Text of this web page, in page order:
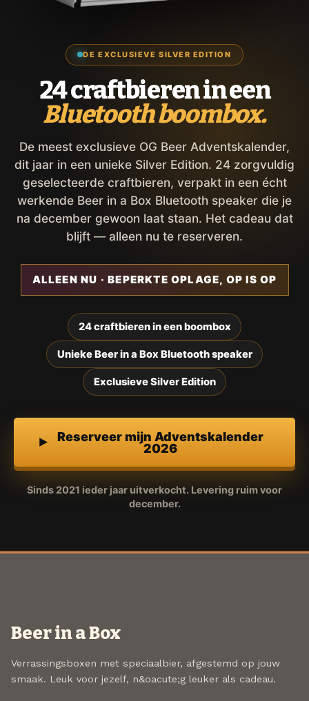
DE EXCLUSIEVE SILVER EDITION
24 craftbieren in een
Bluetooth boombox.
De meest exclusieve OG Beer Adventskalender,
dit jaar in een unieke Silver Edition. 24 zorgvuldig
geselecteerde craftbieren, verpakt in een écht
werkende Beer in a Box Bluetooth speaker die je
na december gewoon laat staan. Het cadeau dat
blijft — alleen nu te reserveren.
ALLEEN NU · BEPERKTE OPLAGE, OP IS OP
24 craftbieren in een boombox
Unieke Beer in a Box Bluetooth speaker
Exclusieve Silver Edition
Reserveer mijn Adventskalender
2026
Sinds 2021 ieder jaar uitverkocht. Levering ruim voor
december.
Beer in a Box
Verrassingsboxen met speciaalbier, afgestemd op jouw
smaak. Leuk voor jezelf, n&oacute;g leuker als cadeau.